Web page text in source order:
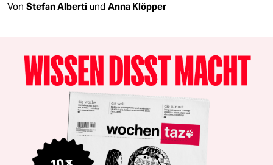
Von Stefan Alberti und Anna Klöpper